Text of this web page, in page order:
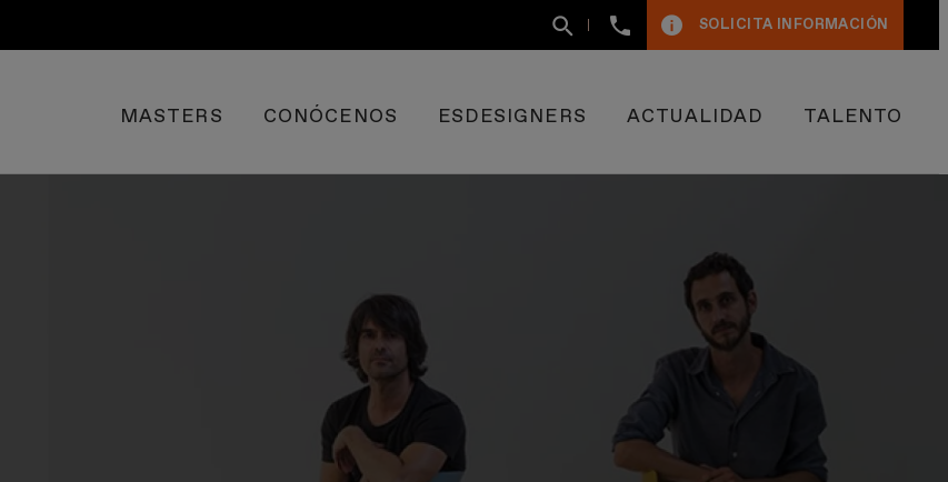
+34
93
SOLICITA INFORMACIÓN
MASTERS CONÓCENOS ESDESIGNERS ACTUALIDAD TALENTO